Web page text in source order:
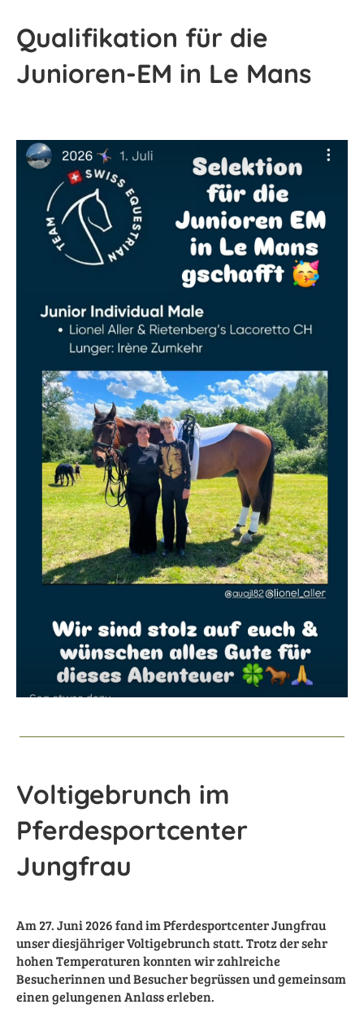
Qualifikation für die
Junioren-EM in Le Mans
Voltigebrunch im
Pferdesportcenter
Jungfrau
Am 27. Juni 2026 fand im Pferdesportcenter Jungfrau
unser diesjähriger Voltigebrunch statt. Trotz der sehr
hohen Temperaturen konnten wir zahlreiche
Besucherinnen und Besucher begrüssen und gemeinsam
einen gelungenen Anlass erleben.